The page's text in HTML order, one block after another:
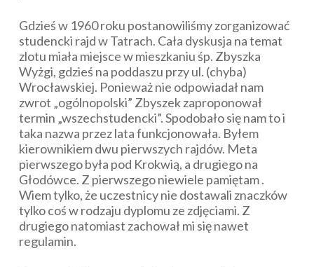
Gdzieś w 1960 roku postanowiliśmy zorganizować
studencki rajd w Tatrach. Cała dyskusja na temat
zlotu miała miejsce w mieszkaniu śp. Zbyszka
Wyżgi, gdzieś na poddaszu przy ul. (chyba)
Wrocławskiej. Ponieważ nie odpowiadał nam
zwrot „ogólnopolski” Zbyszek zaproponował
termin „wszechstudencki”. Spodobało się nam to i
taka nazwa przez lata funkcjonowała. Byłem
kierownikiem dwu pierwszych rajdów. Meta
pierwszego była pod Krokwią, a drugiego na
Głodówce. Z pierwszego niewiele pamiętam .
Wiem tylko, że uczestnicy nie dostawali znaczków
tylko coś w rodzaju dyplomu ze zdjęciami. Z
drugiego natomiast zachował mi się nawet
regulamin.